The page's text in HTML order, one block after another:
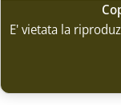
E' vietata la